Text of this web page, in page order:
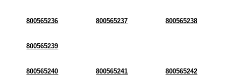
800565236 800565237 800565238
800565239
800565240 800565241 800565242